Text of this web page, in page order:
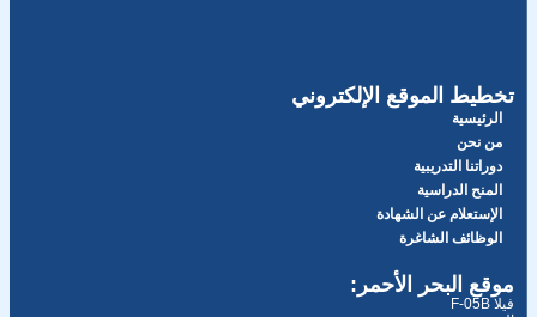
تخطيط الموقع الإلكتروني
الرئيسية
من نحن
دوراتنا التدريبية
المنح الدراسية
الإستعلام عن الشهادة
الوظائف الشاغرة
موقع البحر الأحمر:
فيلا F-05B